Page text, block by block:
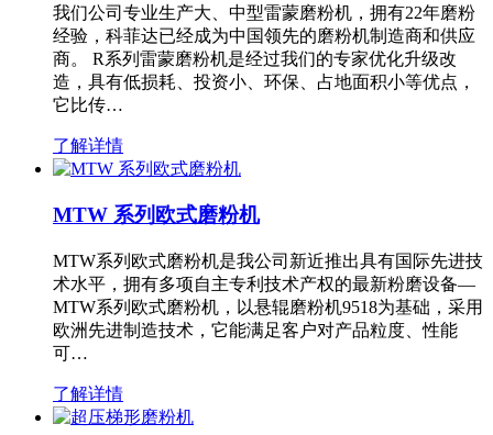
我们公司专业生产大、中型雷蒙磨粉机，拥有22年磨粉
经验，科菲达已经成为中国领先的磨粉机制造商和供应
商。 R系列雷蒙磨粉机是经过我们的专家优化升级改
造，具有低损耗、投资小、环保、占地面积小等优点，
它比传…
了解详情
MTW 系列欧式磨粉机
MTW系列欧式磨粉机是我公司新近推出具有国际先进技
术水平，拥有多项自主专利技术产权的最新粉磨设备—
MTW系列欧式磨粉机，以悬辊磨粉机9518为基础，采用
欧洲先进制造技术，它能满足客户对产品粒度、性能
可…
了解详情